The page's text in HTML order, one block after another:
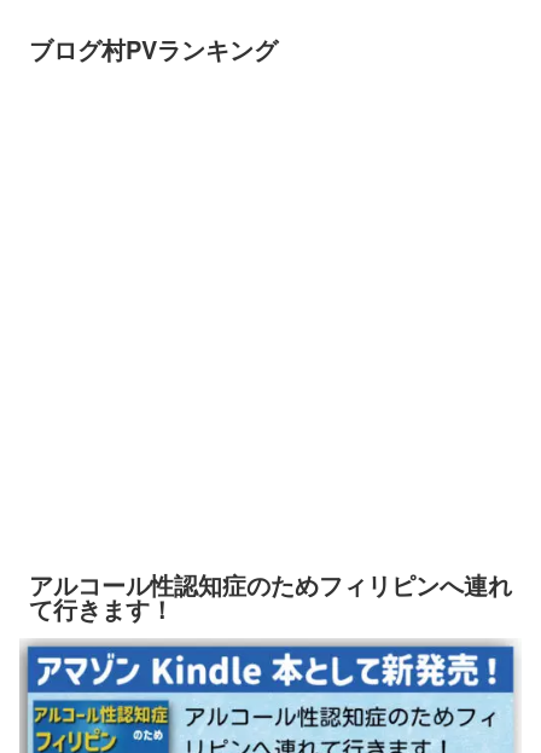
ブログ村PVランキング
アルコール性認知症のためフィリピンへ連れ
て行きます！